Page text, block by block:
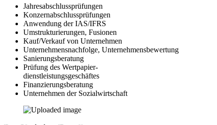
Jahresabschlussprüfungen
Konzernabschlussprüfungen
Anwendung der IAS/IFRS
Umstrukturierungen, Fusionen
Kauf/Verkauf von Unternehmen
Unternehmensnachfolge, Unternehmensbewertung
Sanierungsberatung
Prüfung des Wertpapier-
dienstleistungsgeschäftes
Finanzierungsberatung
Unternehmen der Sozialwirtschaft